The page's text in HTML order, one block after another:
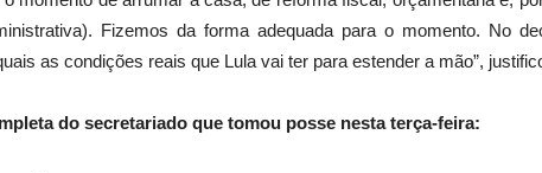
Fizemos da forma adequada para o momento. No
as condições reais que Lula vai ter para estender a mão”,
do secretariado que tomou posse nesta terça-feira: